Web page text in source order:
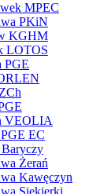
MPEC
PKiN
KGHM
LOTOS
PGE
VEOLIA
EC
Żerań
Kawęczyn
Siekierki